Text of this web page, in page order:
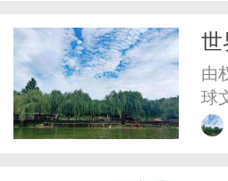
审
世
由
球